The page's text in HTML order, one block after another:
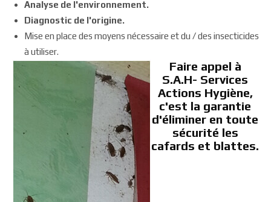
Analyse de l'environnement.
Diagnostic de l'origine.
Mise en place des moyens nécessaire et du / des insecticides
à utiliser.
Faire appel à
S.A.H- Services
Actions Hygiène,
c'est la garantie
d'éliminer en toute
sécurité les
cafards et blattes.